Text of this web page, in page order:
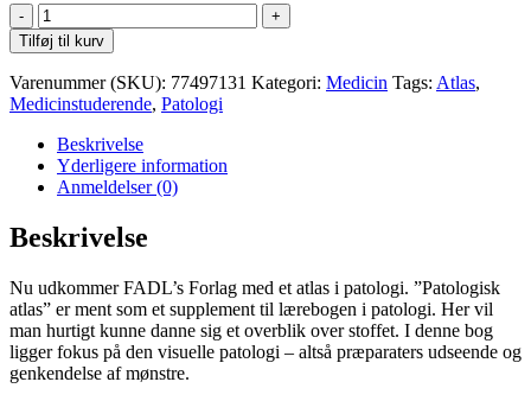
var:
249,95 kr..
Patologisk
atlas
antal
Tilføj til kurv
Varenummer (SKU): 77497131 Kategori: Medicin Tags: Atlas,
Medicinstuderende, Patologi
Beskrivelse
Yderligere information
Anmeldelser (0)
Beskrivelse
Nu udkommer FADL’s Forlag med et atlas i patologi. ”Patologisk
atlas” er ment som et supplement til lærebogen i patologi. Her vil
man hurtigt kunne danne sig et overblik over stoffet. I denne bog
ligger fokus på den visuelle patologi – altså præparaters udseende og
genkendelse af mønstre.